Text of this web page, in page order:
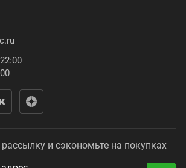
и сэкономьте на покупках